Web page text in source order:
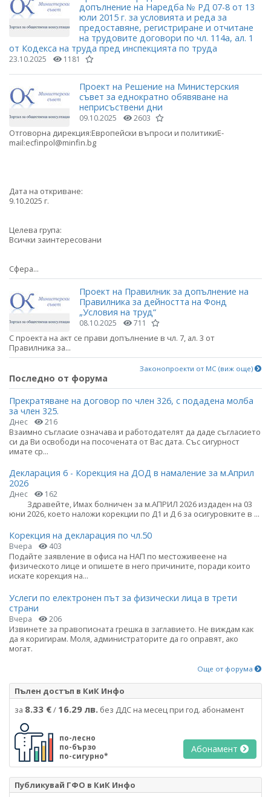
допълнение на Наредба № РД 07-8 от 13
юли 2015 г. за условията и реда за
предоставяне, регистриране и отчитане
на трудовите договори по чл. 114а, ал. 1
от Кодекса на труда пред инспекцията по труда
23.10.2025 1181
Проект на Решение на Министерския
съвет за еднократно обявяване на
неприсъствени дни
09.10.2025 2603
Отговорна дирекция:Европейски въпроси и политикиE-
mail:ecfinpol@minfin.bg
Дата на откриване:
9.10.2025 г.
Целева група:
Всички заинтересовани
Сфера...
Проект на Правилник за допълнение на
Правилника за дейността на Фонд
„Условия на труд“
08.10.2025 711
С проекта на акт се прави допълнение в чл. 7, ал. 3 от
Правилника за...
Законопроекти от МС (виж още)
Последно от форума
Прекратяване на договор по член 326, с подадена молба
за член 325.
Днес 216
Взаимно съгласие означава и работодателят да даде съгласието
си да Ви освободи на посочената от Вас дата. Със сигурност
имате ср...
Декларация 6 - Корекция на ДОД в намаление за м.Април
2026
Днес 162
Здравейте, Имах болничен за м.АПРИЛ 2026 издаден на 03
юни 2026, което наложи корекции по Д1 и Д 6 за осигуровките в ...
Корекция на декларация по чл.50
Вчера 403
Подайте заявление в офиса на НАП по местоживеене на
физическото лице и опишете в него причините, поради които
искате корекция на...
Услеги по електронен път за физически лица в трети
страни
Вчера 206
Извинете за правописната грешка в заглавието. Не виждам как
да я коригирам. Моля, администраторите да го оправят, ако
могат.
Още от форума
Пълен достъп в КиК Инфо
за 8.33 €/ 16.29 лв. без ДДС на месец при год. абонамент
по-лесно
по-бързо
по-сигурно*
Абонамент
Публикувай ГФО в КиК Инфо